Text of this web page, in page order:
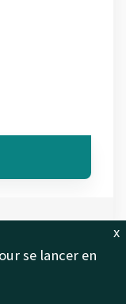
x
se lancer en